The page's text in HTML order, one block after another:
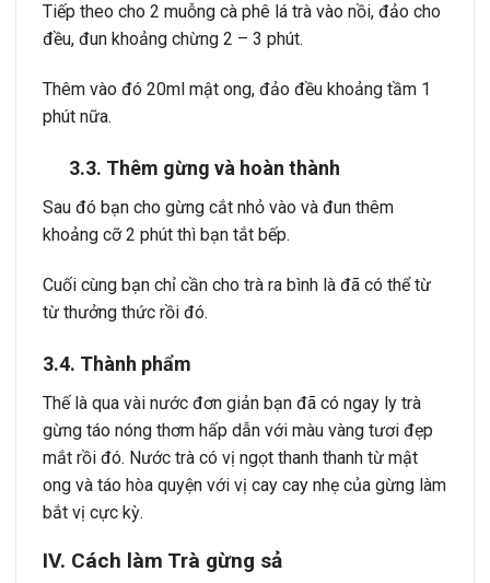
Tiếp theo cho 2 muỗng cà phê lá trà vào nồi, đảo cho
đều, đun khoảng chừng 2 – 3 phút.
Thêm vào đó 20ml mật ong, đảo đều khoảng tầm 1
phút nữa.
3.3. Thêm gừng và hoàn thành
Sau đó bạn cho gừng cắt nhỏ vào và đun thêm
khoảng cỡ 2 phút thì bạn tắt bếp.
Cuối cùng bạn chỉ cần cho trà ra bình là đã có thể từ
từ thưởng thức rồi đó.
3.4. Thành phẩm
Thế là qua vài nước đơn giản bạn đã có ngay ly trà
gừng táo nóng thơm hấp dẫn với màu vàng tươi đẹp
mắt rồi đó. Nước trà có vị ngọt thanh thanh từ mật
ong và táo hòa quyện với vị cay cay nhẹ của gừng làm
bắt vị cực kỳ.
IV. Cách làm Trà gừng sả